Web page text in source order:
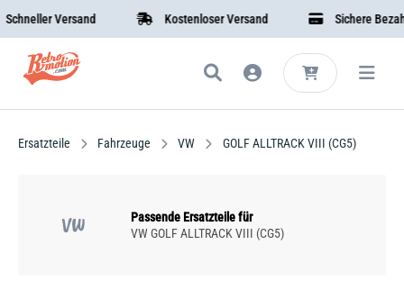
Versand Kostenloser Versand Sichere
Ersatzteile Fahrzeuge VW GOLF ALLTRACK VIII (CG5)
VW
Passende Ersatzteile für
VW GOLF ALLTRACK VIII (CG5)